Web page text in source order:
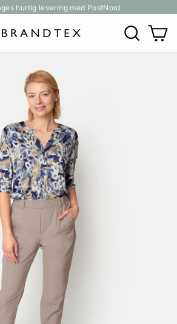
slideshow
hurtig levering med PostNord
SØG